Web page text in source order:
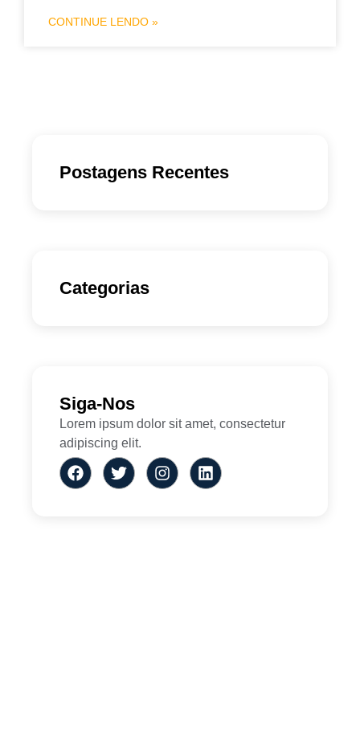
CONTINUE LENDO »
Postagens Recentes
Categorias
Siga-Nos
Lorem ipsum dolor sit amet, consectetur
adipiscing elit.